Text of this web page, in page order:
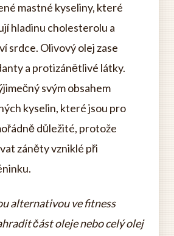
mastné kyseliny, které
hladinu cholesterolu a
srdce. Olivový olej zase
a protizánětlivé látky.
svým obsahem
kyselin, které jsou pro
důležité, protože
záněty vzniklé při
alternativou ve fitness
část oleje nebo celý olej